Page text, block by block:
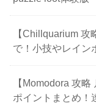
【Chillquarium
で！小技やレイン
【Momodora 攻
ポイントまとめ！